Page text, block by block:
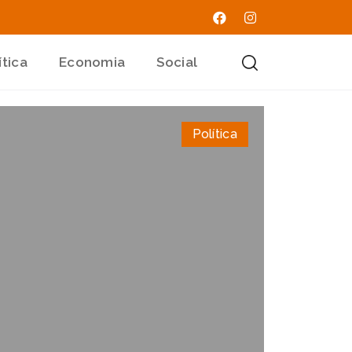
Economia Social
Política